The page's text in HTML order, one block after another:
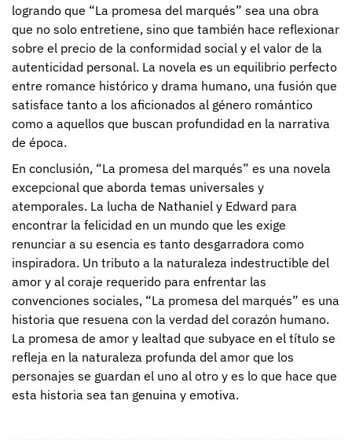
logrando que “La promesa del marqués” sea una obra
que no solo entretiene, sino que también hace reflexionar
sobre el precio de la conformidad social y el valor de la
autenticidad personal. La novela es un equilibrio perfecto
entre romance histórico y drama humano, una fusión que
satisface tanto a los aficionados al género romántico
como a aquellos que buscan profundidad en la narrativa
de época.
En conclusión, “La promesa del marqués” es una novela
excepcional que aborda temas universales y
atemporales. La lucha de Nathaniel y Edward para
encontrar la felicidad en un mundo que les exige
renunciar a su esencia es tanto desgarradora como
inspiradora. Un tributo a la naturaleza indestructible del
amor y al coraje requerido para enfrentar las
convenciones sociales, “La promesa del marqués” es una
historia que resuena con la verdad del corazón humano.
La promesa de amor y lealtad que subyace en el título se
refleja en la naturaleza profunda del amor que los
personajes se guardan el uno al otro y es lo que hace que
esta historia sea tan genuina y emotiva.